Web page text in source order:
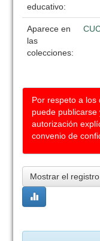
educativo:
Aparece en
las
colecciones:
Por respeto a los
puede
autorización
convenio de
Mostrar el